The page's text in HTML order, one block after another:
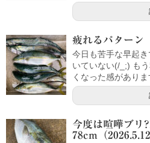
疲れるパターン
今日も苦手な早起
いていない(/_;) も
くなった感がありま
今度は喧嘩ブリ
78cm（